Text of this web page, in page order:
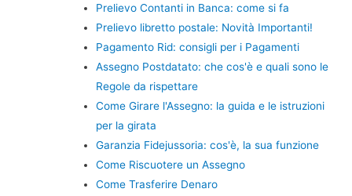
Prelievo Contanti in Banca: come si fa
Prelievo libretto postale: Novità Importanti!
Pagamento Rid: consigli per i Pagamenti
Assegno Postdatato: che cos'è e quali sono le
Regole da rispettare
Come Girare l'Assegno: la guida e le istruzioni
per la girata
Garanzia Fidejussoria: cos'è, la sua funzione
Come Riscuotere un Assegno
Come Trasferire Denaro